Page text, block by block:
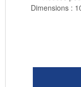
Dimensions :